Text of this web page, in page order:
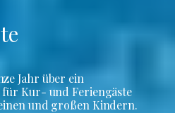
Jahr über ein
Kur- und Feriengäste
und großen Kindern.